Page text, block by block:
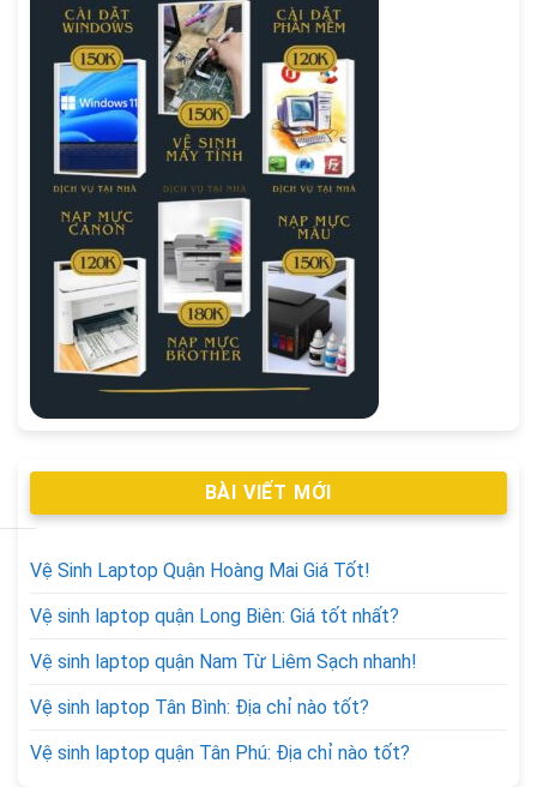
BÀI VIẾT MỚI
Vệ Sinh Laptop Quận Hoàng Mai Giá Tốt!
Vệ sinh laptop quận Long Biên: Giá tốt nhất?
Vệ sinh laptop quận Nam Từ Liêm Sạch nhanh!
Vệ sinh laptop Tân Bình: Địa chỉ nào tốt?
Vệ sinh laptop quận Tân Phú: Địa chỉ nào tốt?